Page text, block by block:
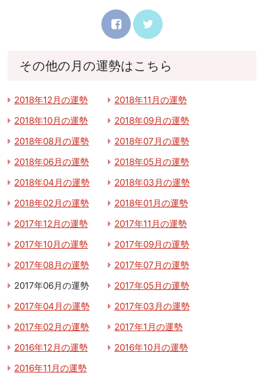
その他の月の運勢はこちら
2018年12月の運勢
2018年11月の運勢
2018年10月の運勢
2018年09月の運勢
2018年08月の運勢
2018年07月の運勢
2018年06月の運勢
2018年05月の運勢
2018年04月の運勢
2018年03月の運勢
2018年02月の運勢
2018年01月の運勢
2017年12月の運勢
2017年11月の運勢
2017年10月の運勢
2017年09月の運勢
2017年08月の運勢
2017年07月の運勢
2017年06月の運勢
2017年05月の運勢
2017年04月の運勢
2017年03月の運勢
2017年02月の運勢
2017年1月の運勢
2016年12月の運勢
2016年10月の運勢
2016年11月の運勢